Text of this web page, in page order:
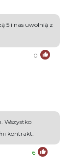
5 i nas uwolnią z
0
Wszystko
kontrakt.
6